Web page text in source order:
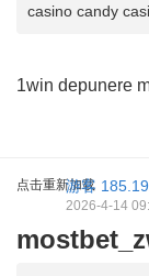
casino candy
1win depunere
点击重新加载
游客
2026-4-14